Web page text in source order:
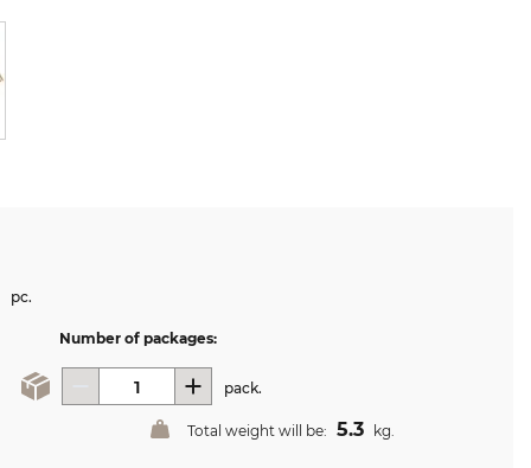
pc.
Number of packages:
pack.
Total weight will be: 5.3 kg.